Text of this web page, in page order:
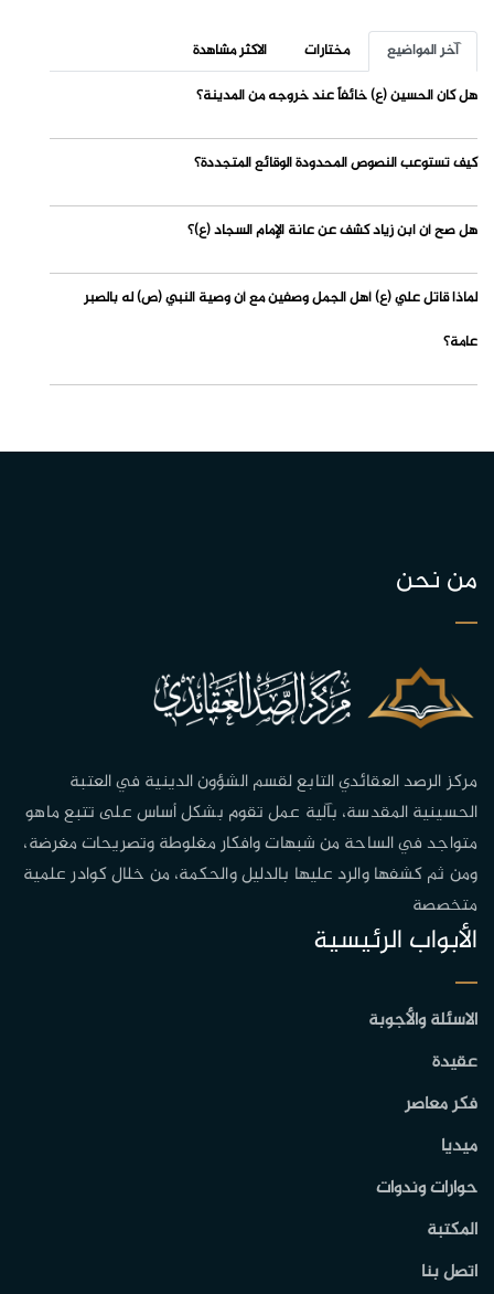
آخر المواضيع مختارات
الاكثر مشاهدة
هل كان الحسين (ع) خائفاً عند خروجه من المدينة؟
كيف تستوعب النصوص المحدودة الوقائع المتجددة؟
هل صح أن ابن زياد كشف عن عانة الإمام السجاد (ع)؟
لماذا قاتل علي (ع) أهل الجمل وصفين مع أن وصية النبي (ص) له بالصبر
عامة؟
من نحن
مركز الرصد العقائدي التابع لقسم الشؤون الدينية في العتبة
الحسينية المقدسة، بآلية عمل تقوم بشكل أساس على تتبع ماهو
متواجد في الساحة من شبهات وافكار مغلوطة وتصريحات مغرضة،
ومن ثم كشفها والرد عليها بالدليل والحكمة، من خلال كوادر علمية
متخصصة
الأبواب الرئيسية
الاسئلة والأجوبة
عقيدة
فكر معاصر
ميديا
حوارات وندوات
المكتبة
اتصل بنا